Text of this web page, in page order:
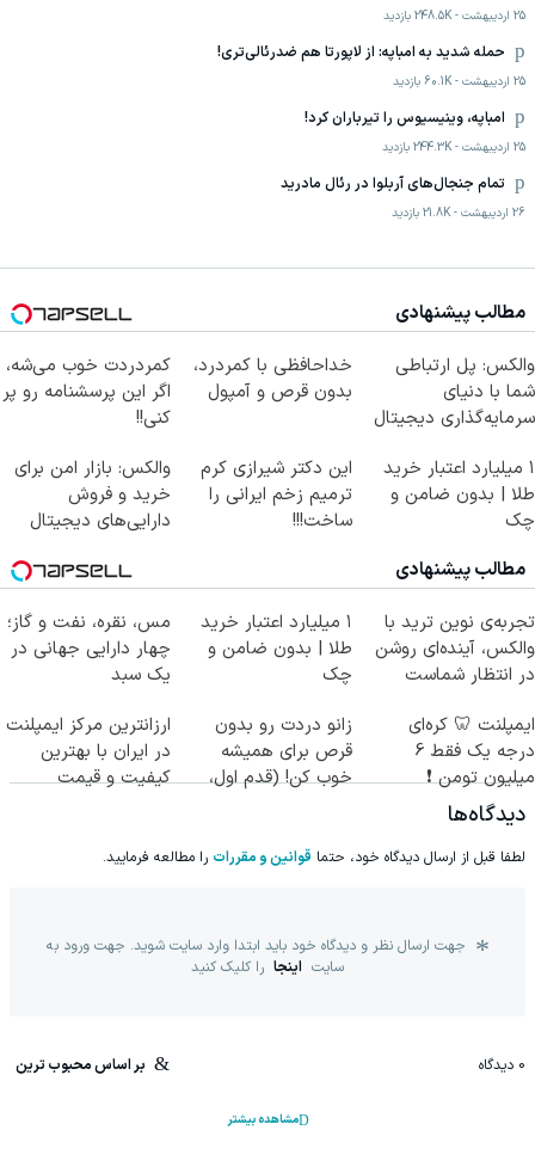
25 اردیبهشت -
248.5K بازدید
حمله شدید به امباپه: از لاپورتا هم ضدرئالی‌تری!
25 اردیبهشت -
60.1K بازدید
امباپه، وینیسیوس را تیرباران کرد!
25 اردیبهشت -
244.3K بازدید
تمام جنجال‌های آربلوا در رئال مادرید
26 اردیبهشت -
21.8K بازدید
مطالب پیشنهادی
والکس: پل ارتباطی
شما با دنیای
سرمایه‌گذاری دیجیتال
خداحافظی با کمردرد،
بدون قرص و آمپول
کمردردت خوب می‌شه،
اگر این پرسشنامه رو پر
کنی!!
۱ میلیارد اعتبار خرید
طلا | بدون ضامن و
چک
این دکتر شیرازی کرم
ترمیم زخم ایرانی را
ساخت!!!
والکس: بازار امن برای
خرید و فروش
دارایی‌های دیجیتال
مطالب پیشنهادی
تجربه‌ی نوین ترید با
والکس، آینده‌ای روشن
در انتظار شماست
۱ میلیارد اعتبار خرید
طلا | بدون ضامن و
چک
مس، نقره، نفت و گاز؛
چهار دارایی جهانی در
یک سبد
ایمپلنت 🦷 کره‌ای
درجه یک فقط 6
میلیون تومن ❗
زانو دردت رو بدون
قرص برای همیشه
خوب کن! (قدم اول،
ارزانترین مرکز ایمپلنت
در ایران با بهترین
کیفیت و قیمت
دیدگاه‌ها
لطفا قبل از ارسال دیدگاه خود، حتما قوانین و مقررات را مطالعه فرمایید.
جهت ارسال نظر و دیدگاه خود باید ابتدا وارد سایت شوید. جهت ورود به
سایت اینجا را کلیک کنید
0 دیدگاه بر اساس محبوب ترین
مشاهده بیشتر